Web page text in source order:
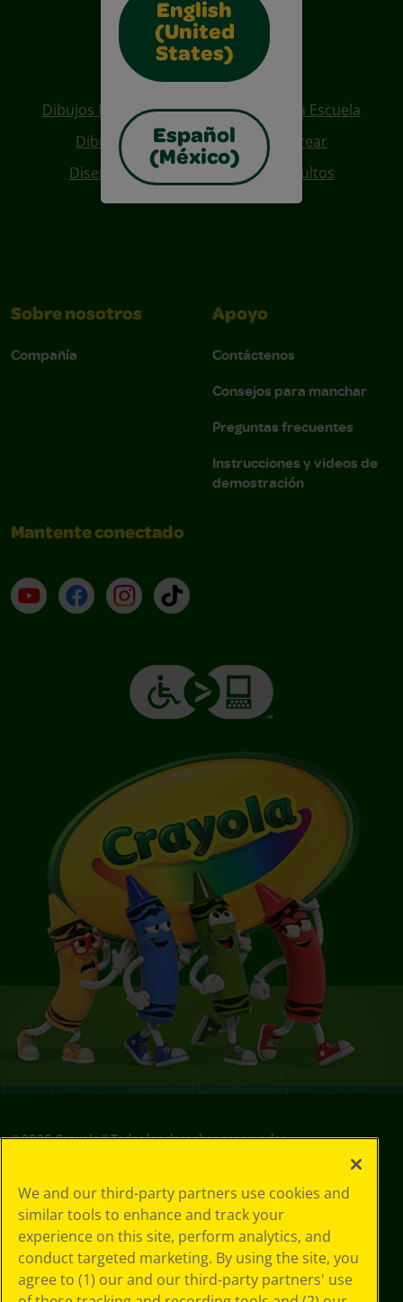
English
(United
States)
Español
(México)
Also of Interest
Dibujos Para Colorear De Regreso A La Escuela
Dibujos De Personajes Para Colorear
Diseños Para Coloreables Para Adultos
Sobre nosotros
Compañía
Apoyo
Contáctenos
Consejos para manchar
Preguntas frecuentes
Instrucciones y videos de
demostración
Mantente conectado
YouTube (en inglés)
Facebook (en inglés)
Instagram (en inglés)
TikTok
©2026Crayola® Todos los derechos reservados.
de privacidad
Política de
privacidad
Términos de SMS
GDPR
Aviso de
We and our third-party partners use cookies and
similar tools to enhance and track your
experience on this site, perform analytics, and
conduct targeted marketing. By using the site, you
agree to (1) our and our third-party partners' use